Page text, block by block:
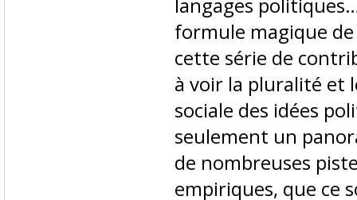
langages
formule magique
cette série de
à voir la pluralité et
sociale des idées
seulement un
de nombreuses
empiriques, que ce